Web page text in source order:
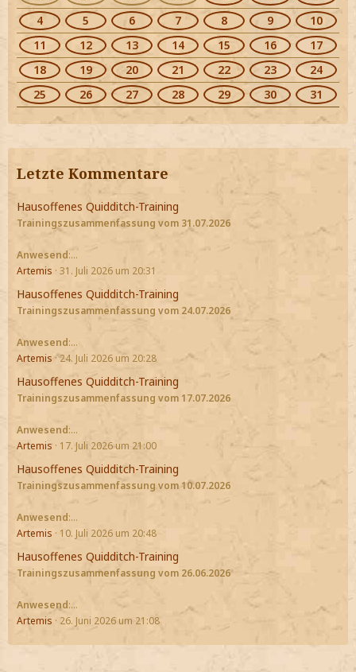
4
5 6 7 8 9
10
11
12 13 14 15 16
17
18
19 20 21 22 23
24
25
26 27 28 29 30 31
Letzte Kommentare
Hausoffenes Quidditch-Training
Trainingszusammenfassung vom 31.07.2026
Anwesend:…
Artemis 31. Juli 2026 um 20:31
Hausoffenes Quidditch-Training
Trainingszusammenfassung vom 24.07.2026
Anwesend:…
Artemis 24. Juli 2026 um 20:28
Hausoffenes Quidditch-Training
Trainingszusammenfassung vom 17.07.2026
Anwesend:…
Artemis
17. Juli 2026 um 21:00
Hausoffenes Quidditch-Training
Trainingszusammenfassung vom 10.07.2026
Anwesend:…
Artemis
10. Juli 2026 um 20:48
Hausoffenes Quidditch-Training
Trainingszusammenfassung vom 26.06.2026
Anwesend:…
Artemis
26. Juni 2026 um 21:08